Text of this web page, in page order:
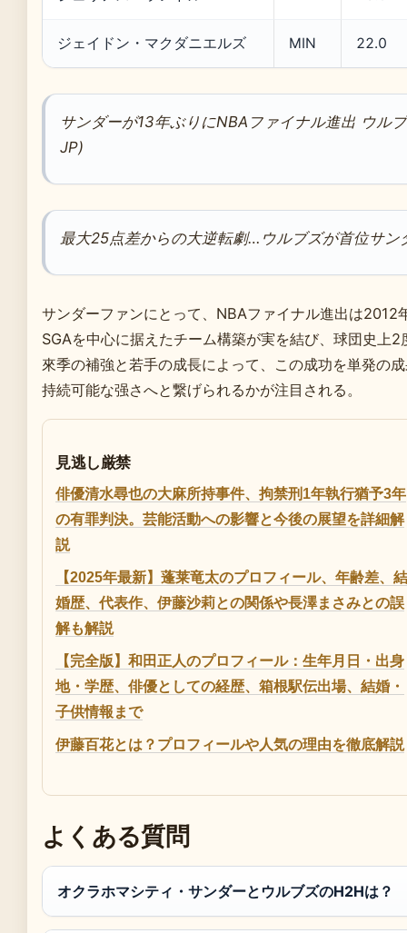
ジェイドン・マクダニエルズ MIN 22.0
サンダーが13年ぶりにNBAファイナル進出 ウル
JP)
最大25点差からの大逆転劇…ウルブズが首位サ
サンダーファンにとって、NBAファイナル進出は
SGAを中心に据えたチーム構築が実を結び、球団史上
來季の補強と若手の成長によって、この成功を単発の
持続可能な强さへと繋げられるかが注目される。
見逃し厳禁
俳優清水尋也の大麻所持事件、拘禁刑1年執行猶予3年
の有罪判決。芸能活動への影響と今後の展望を詳細解
説
【2025年最新】蓬莱竜太のプロフィール、年齢差、結
婚歴、代表作、伊藤沙莉との関係や長澤まさみとの誤
解も解説
【完全版】和田正人のプロフィール：生年月日・出身
地・学歴、俳優としての経歴、箱根駅伝出場、結婚・
子供情報まで
伊藤百花とは？プロフィールや人気の理由を徹底解説
よくある質問
オクラホマシティ・サンダーとウルブズのH2Hは？